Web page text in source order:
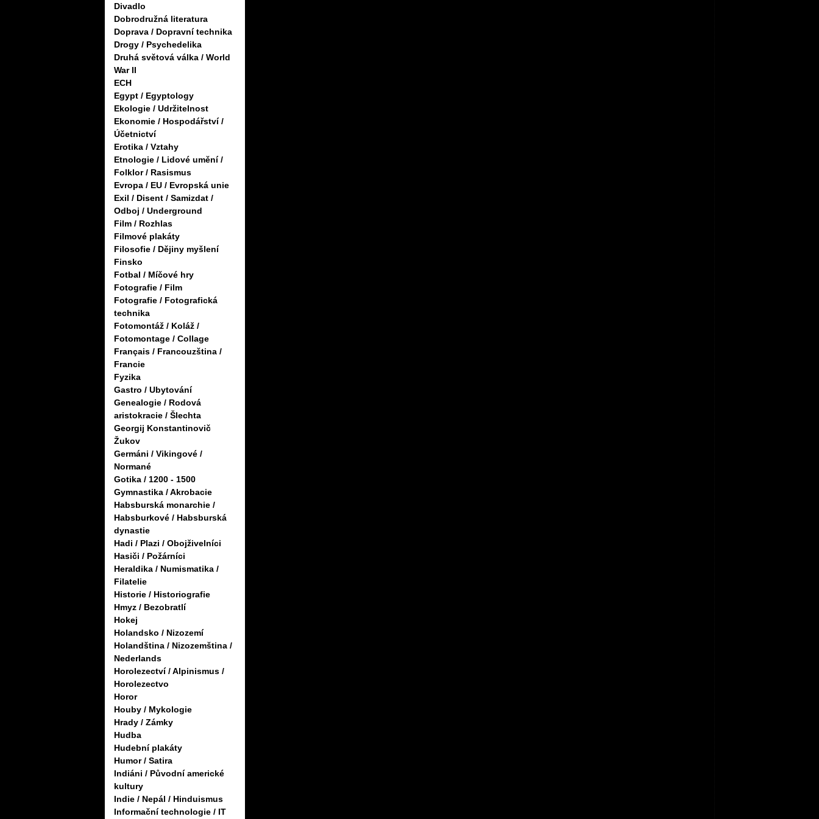
Divadlo
Dobrodružná literatura
Doprava / Dopravní technika
Drogy / Psychedelika
Druhá světová válka / World
War II
ECH
Egypt / Egyptology
Ekologie / Udržitelnost
Ekonomie / Hospodářství /
Účetnictví
Erotika / Vztahy
Etnologie / Lidové umění /
Folklor / Rasismus
Evropa / EU / Evropská unie
Exil / Disent / Samizdat /
Odboj / Underground
Film / Rozhlas
Filmové plakáty
Filosofie / Dějiny myšlení
Finsko
Fotbal / Míčové hry
Fotografie / Film
Fotografie / Fotografická
technika
Fotomontáž / Koláž /
Fotomontage / Collage
Français / Francouzština /
Francie
Fyzika
Gastro / Ubytování
Genealogie / Rodová
aristokracie / Šlechta
Georgij Konstantinovič
Žukov
Germáni / Vikingové /
Normané
Gotika / 1200 - 1500
Gymnastika / Akrobacie
Habsburská monarchie /
Habsburkové / Habsburská
dynastie
Hadi / Plazi / Obojživelníci
Hasiči / Požárníci
Heraldika / Numismatika /
Filatelie
Historie / Historiografie
Hmyz / Bezobratlí
Hokej
Holandsko / Nizozemí
Holandština / Nizozemština /
Nederlands
Horolezectví / Alpinismus /
Horolezectvo
Horor
Houby / Mykologie
Hrady / Zámky
Hudba
Hudební plakáty
Humor / Satira
Indiáni / Původní americké
kultury
Indie / Nepál / Hinduismus
Informační technologie / IT